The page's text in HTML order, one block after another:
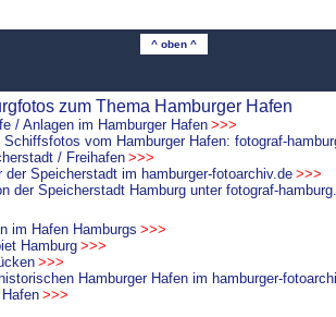
^ oben ^
zum Thema Hamburger Hafen
/ Anlagen im Hamburger Hafen >>>
vom Hamburger Hafen: fotograf-
/ Freihafen >>>
Speicherstadt im hamburger-fotoarchiv.de >>>
der Speicherstadt Hamburg unter fotograf-
im Hafen Hamburgs >>>
Hamburg>>>
>>>
Hamburger Hafen im hamburger-
>>>